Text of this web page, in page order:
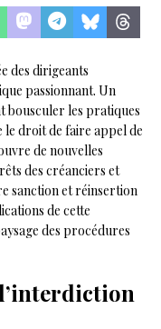
des dirigeants
passionnant. Un
bousculer les pratiques
le droit de faire appel de
de nouvelles
des créanciers et
sanction et réinsertion
de cette
des procédures